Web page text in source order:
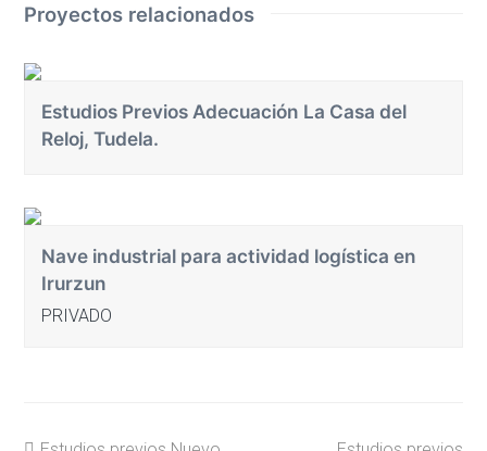
Proyectos relacionados
Estudios Previos Adecuación La Casa del
Reloj, Tudela.
Nave industrial para actividad logística en
Irurzun
PRIVADO